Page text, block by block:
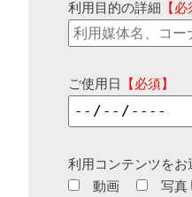
利用目的の詳細 【必
ご使用日 【必須】
利用コンテンツをお
動画
写真